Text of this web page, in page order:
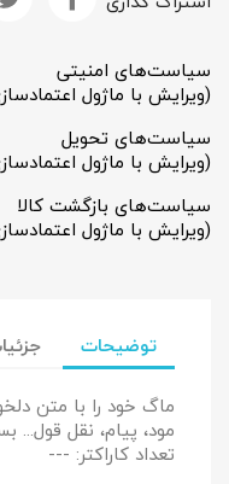
سیاست‌های امنیتی
(ویرایش با ماژول
سیاست‌های تحویل
(ویرایش با ماژول
سیاست‌های بازگشت کالا
(ویرایش با ماژول
توضیحات
ماگ خود را با متن
مود، پیام، نقل قول...
تعداد کاراکتر: ---